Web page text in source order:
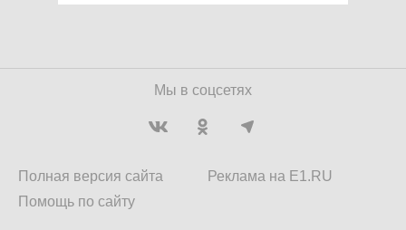
Мы в соцсетях
Полная версия сайта
Помощь по сайту
Реклама на E1.RU